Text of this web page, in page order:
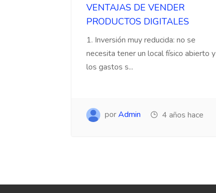
VENTAJAS DE VENDER
PRODUCTOS DIGITALES
1. Inversión muy reducida: no se
necesita tener un local físico abierto y
los gastos s...
porAdmin 4 años hace